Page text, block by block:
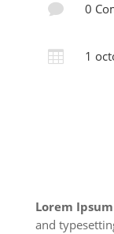
 0
 1
Lorem Ipsum
and